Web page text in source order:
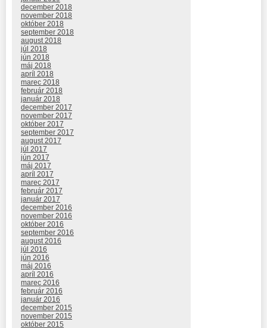
december 2018
november 2018
október 2018
september 2018
august 2018
júl 2018
jún 2018
máj 2018
apríl 2018
marec 2018
február 2018
január 2018
december 2017
november 2017
október 2017
september 2017
august 2017
júl 2017
jún 2017
máj 2017
apríl 2017
marec 2017
február 2017
január 2017
december 2016
november 2016
október 2016
september 2016
august 2016
júl 2016
jún 2016
máj 2016
apríl 2016
marec 2016
február 2016
január 2016
december 2015
november 2015
október 2015